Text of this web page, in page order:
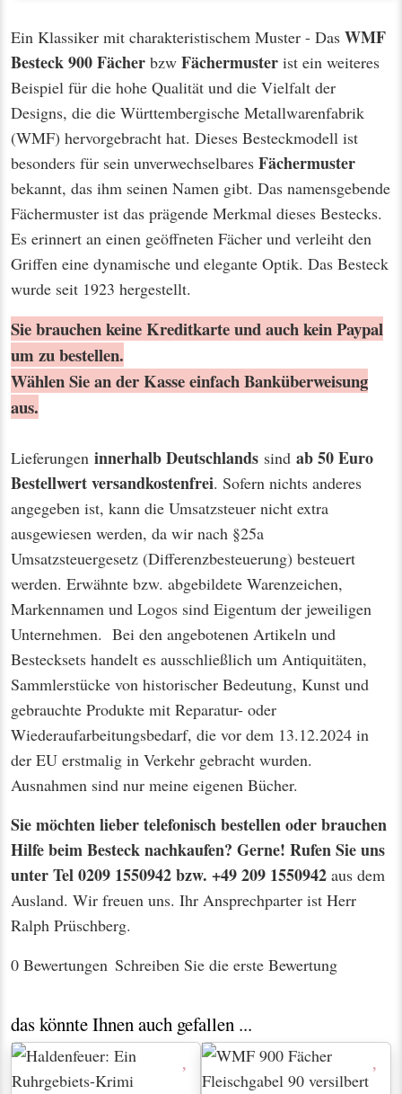
Ein Klassiker mit charakteristischem Muster - Das WMF
Besteck 900 Fächer bzw Fächermuster ist ein weiteres
Beispiel für die hohe Qualität und die Vielfalt der
Designs, die die Württembergische Metallwarenfabrik
(WMF) hervorgebracht hat. Dieses Besteckmodell ist
besonders für sein unverwechselbares Fächermuster
bekannt, das ihm seinen Namen gibt. Das namensgebende
Fächermuster ist das prägende Merkmal dieses Bestecks.
Es erinnert an einen geöffneten Fächer und verleiht den
Griffen eine dynamische und elegante Optik. Das Besteck
wurde seit 1923 hergestellt.
Sie brauchen keine Kreditkarte und auch kein Paypal
um zu bestellen.
Wählen Sie an der Kasse einfach Banküberweisung
aus.
Lieferungen innerhalb Deutschlands sind ab 50 Euro
Bestellwertversandkostenfrei. Sofern nichts anderes
angegeben ist, kann die Umsatzsteuer nicht extra
ausgewiesen werden, da wir nach §25a
Umsatzsteuergesetz (Differenzbesteuerung) besteuert
werden. Erwähnte bzw. abgebildete Warenzeichen,
Markennamen und Logos sind Eigentum der jeweiligen
Unternehmen. Bei den angebotenen Artikeln und
Bestecksets handelt es ausschließlich um Antiquitäten,
Sammlerstücke von historischer Bedeutung, Kunst und
gebrauchte Produkte mit Reparatur- oder
Wiederaufarbeitungsbedarf, die vor dem 13.12.2024 in
der EU erstmalig in Verkehr gebracht wurden.
Ausnahmen sind nur meine eigenen Bücher.
Sie möchten lieber telefonisch bestellen oder brauchen
Hilfe beim Besteck nachkaufen? Gerne! Rufen Sie uns
unter Tel 0209 1550942 bzw. +49 209 1550942 aus dem
Ausland. Wir freuen uns. Ihr Ansprechparter ist Herr
Ralph Prüschberg.
0 Bewertungen Schreiben Sie die erste Bewertung
das könnte Ihnen auch gefallen ...